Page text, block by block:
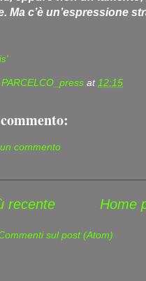
Ma c’è un’espressione
PARCELCO_press at12:15
commento
recente Home
sul post (Atom)